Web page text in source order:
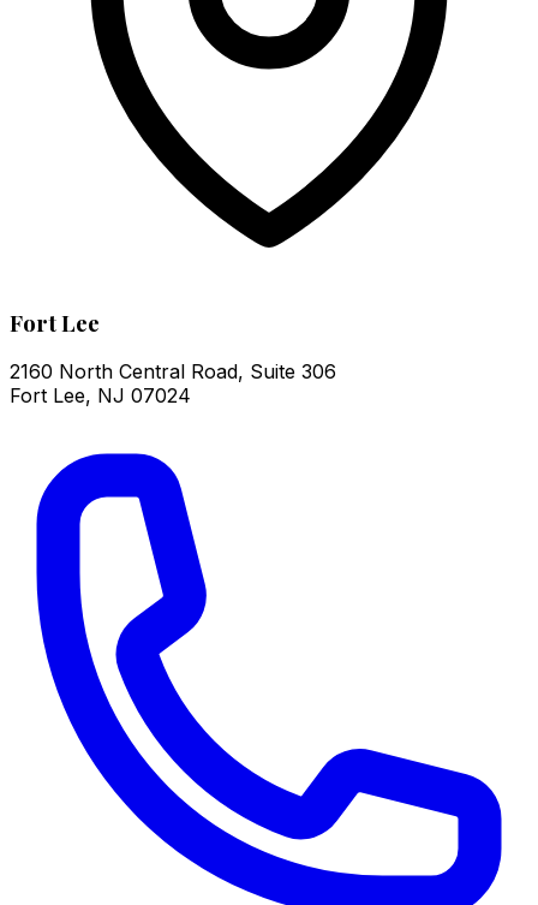
Fort Lee
2160 North Central Road, Suite 306
Fort Lee, NJ 07024